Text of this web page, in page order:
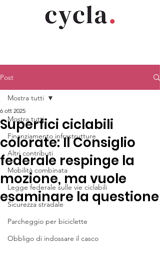
Post
Mostra tutti
Finanziamento infrastrutture
Altri contributi
Mobilità combinata
Legge federale sulle vie ciclabili
Sicurezza stradale
Parcheggio per biciclette
Obbligo di indossare il casco
Mostra tutti
Superfici ciclabili
colorate: Il Consiglio
federale respinge la
mozione, ma vuole
esaminare la questione
6 ott 2025